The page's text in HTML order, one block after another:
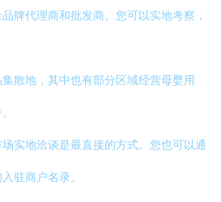
牌代理商和批发商。您可以实地考察，
集散地，其中也有部分区域经营母婴用
场实地洽谈是最直接的方式。您也可以通
驻商户名录。